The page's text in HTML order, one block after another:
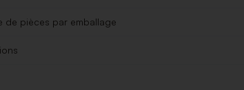
de pièces par emballage